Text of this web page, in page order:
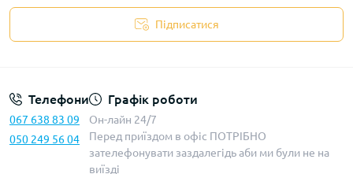
Підписатися
Телефони
067 638 83 09
050 249 56 04
Графік роботи
Он-лайн 24/7
Перед приїздом в офіс ПОТРІБНО
зателефонувати заздалегідь аби ми були не на
виїзді